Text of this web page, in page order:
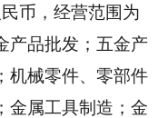
币，经营范围为
产品批发；五金产
机械零件、零部件
金属工具制造；金